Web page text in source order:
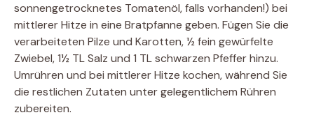
sonnengetrocknetes Tomatenöl, falls vorhanden!) bei
mittlerer Hitze in eine Bratpfanne geben. Fügen Sie die
verarbeiteten Pilze und Karotten, ½ fein gewürfelte
Zwiebel, 1½ TL Salz und 1 TL schwarzen Pfeffer hinzu.
Umrühren und bei mittlerer Hitze kochen, während Sie
die restlichen Zutaten unter gelegentlichem Rühren
zubereiten.